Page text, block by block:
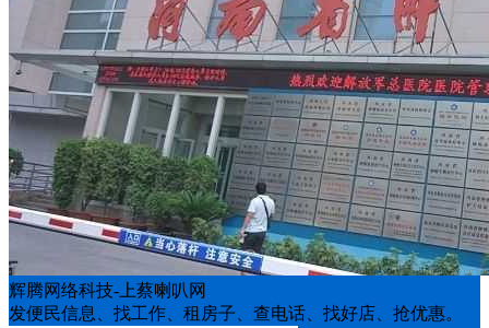
辉腾网络科技-上蔡喇叭网
发便民信息、找工作、租房子、查电话、找好店、抢优惠。